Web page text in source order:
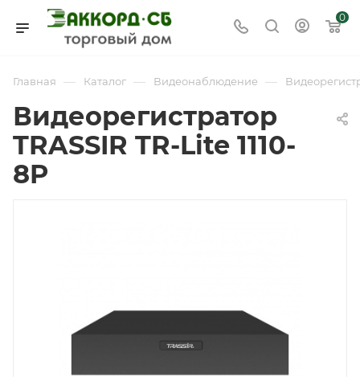
0
Главная — Каталог — Видеонаблюдение —
Видеорегистратор
TRASSIR TR-Lite 1110-
8P